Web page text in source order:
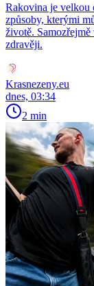
Rakovina je velkou
způsoby, kterými
životě.
zdravěji.
Krasnezeny.eu
dnes, 03:34
2 min